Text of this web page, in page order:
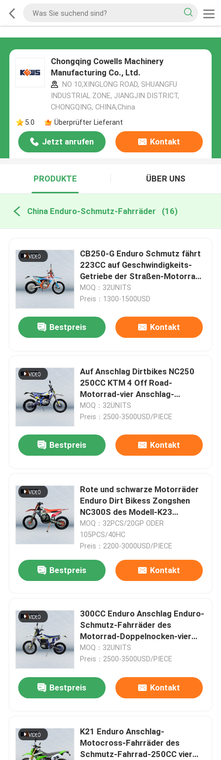
Chongqing Cowells Machinery
Manufacturing Co., Ltd.
NO 10,XINGLONG ROAD, SHUANGFU
INDUSTRIAL ZONE, JIANGJIN DISTRICT,
CHONGQING, CHINA,China
5.0
Überprüfter Lieferant
Jetzt anrufen Kontakt
PRODUKTE ÜBER UNS
China Enduro-Schmutz-Fahrräder (16)
CB250-G Enduro Schmutz fährt
223CC auf Geschwindigkeits-
Getriebe der Straßen-Motorrad-
5 rad
MOQ：32UNITS
Preis：1300-1500USD
Bestpreis Kontakt
Auf Anschlag Dirtbikes NC250
250CC KTM 4 Off Road-
Motorrad-vier Anschlag-
Schmutz-Fahrrad
MOQ：32UNITS
Preis：2500-3500USD/PIECE
Bestpreis Kontakt
Rote und schwarze Motorräder
Enduro Dirt Bikess Zongshen
NC300S des Modell-K23
wassergekühlten Anschlag-vier
MOQ：32PCS/20GP ODER
105PCS/40HC
Preis：2200-3000USD/PIECE
Bestpreis Kontakt
300CC Enduro Anschlag Enduro-
Schmutz-Fahrräder des
Motorrad-Doppelnocken-vier
mit Maschine der Energie-23kw
MOQ：32UNITS
Preis：2500-3500USD/PIECE
Bestpreis Kontakt
K21 Enduro Anschlag-
Motocross-Fahrräder des
Schmutz-Fahrrad-250CC vier